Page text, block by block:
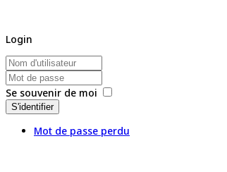
Login
Se souvenir de moi
S'identifier
Mot de passe perdu